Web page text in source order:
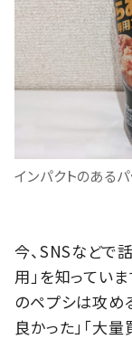
インパクトのあるパ
今、SNSなどで
用」を知ってい
のペプシは攻め
良かった」「大